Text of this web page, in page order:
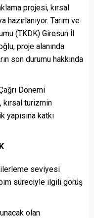
projesi, kırsal
Tarım ve
(TKDK) Giresun İl
proje alanında
son durumu hakkında
Dönemi
kırsal turizmin
katkı
seviyesi
süreciyle ilgili görüş
olan